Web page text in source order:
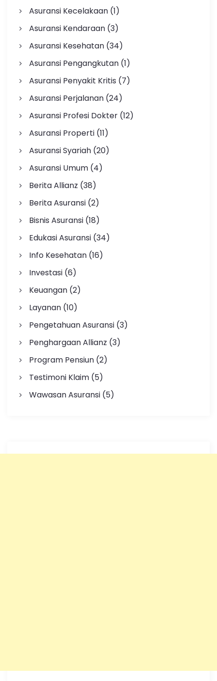
Asuransi Kecelakaan(1)
Asuransi Kendaraan(3)
Asuransi Kesehatan(34)
Asuransi Pengangkutan(1)
Asuransi Penyakit Kritis (7)
Asuransi Perjalanan(24)
Asuransi Profesi Dokter(12)
Asuransi Properti(11)
Asuransi Syariah(20)
Asuransi Umum(4)
Berita Allianz (38)
Berita Asuransi(2)
Bisnis Asuransi(18)
Edukasi Asuransi(34)
Info Kesehatan(16)
Investasi(6)
Keuangan(2)
Layanan(10)
Pengetahuan Asuransi(3)
Penghargaan Allianz (3)
Program Pensiun(2)
Testimoni Klaim(5)
Wawasan Asuransi(5)